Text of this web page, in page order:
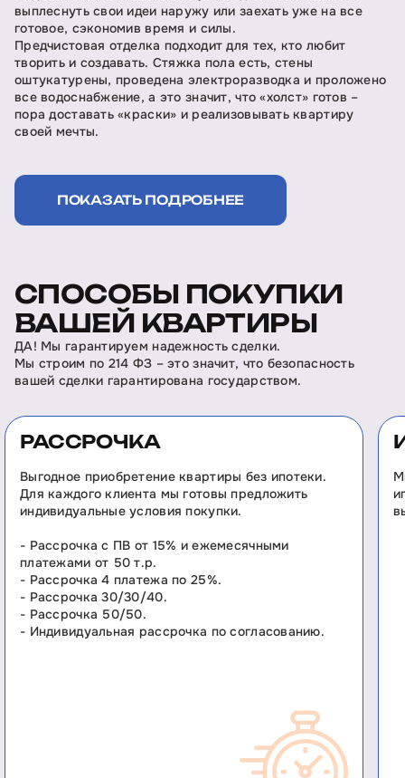
выплеснуть свои идеи наружу или заехать уже на все
готовое, сэкономив время и силы.
Предчистовая отделка подходит для тех, кто любит
творить и создавать. Стяжка пола есть, стены
оштукатурены, проведена электроразводка и проложено
все водоснабжение, а это значит, что «холст» готов –
пора доставать «краски» и реализовывать квартиру
своей мечты.
ПОКАЗАТЬ ПОДРОБНЕЕ
СПОСОБЫ ПОКУПКИ
ВАШЕЙ КВАРТИРЫ
ДА! Мы гарантируем надежность сделки.
Мы строим по 214 ФЗ – это значит, что безопасность
вашей сделки гарантирована государством.
РАССРОЧКА
Выгодное приобретение квартиры без ипотеки.
Для каждого клиента мы готовы предложить
индивидуальные условия покупки.
- Рассрочка с ПВ от 15% и ежемесячными
платежами от 50 т.р.
- Рассрочка 4 платежа по 25%.
- Рассрочка 30/30/40.
- Рассрочка 50/50.
- Индивидуальная рассрочка по согласованию.